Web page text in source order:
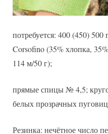
потребуется: 400 (450)
Corsofino (35% хлопка,
114 м/50 г);
прямые спицы № 4,5;
белых прозрачных
Резинка: нечётное число